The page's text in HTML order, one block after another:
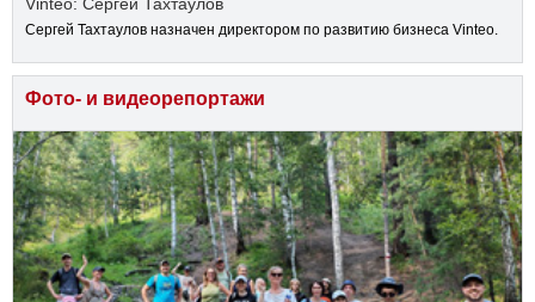
Vinteo: Сергей Тахтаулов
Сергей Тахтаулов назначен директором по развитию бизнеса Vinteo.
Фото- и видеорепортажи